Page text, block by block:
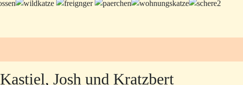
Kastiel, Josh und Kratzbert